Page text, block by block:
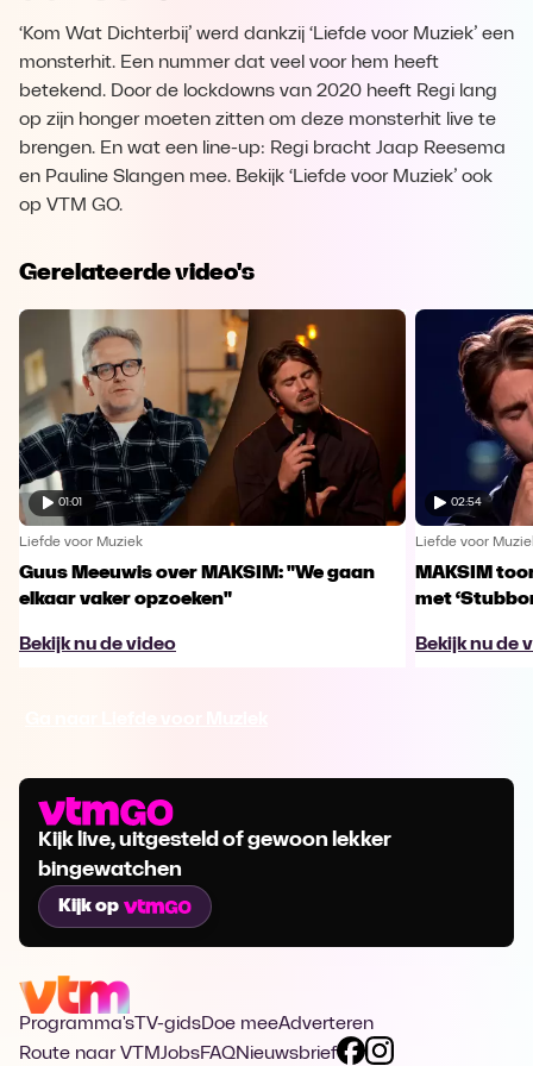
‘Kom Wat Dichterbij’ werd dankzij ‘Liefde voor Muziek’ een
monsterhit. Een nummer dat veel voor hem heeft
betekend. Door de lockdowns van 2020 heeft Regi lang
op zijn honger moeten zitten om deze monsterhit live te
brengen. En wat een line-up: Regi bracht Jaap Reesema
en Pauline Slangen mee. Bekijk ‘Liefde voor Muziek’ ook
op VTM GO.
Gerelateerde video's
01:01
Liefde voor Muziek
Guus Meeuwis over MAKSIM: "We gaan
elkaar vaker opzoeken"
Bekijk nu de video
02:54
Liefde voor
MAKSIM
met
Bekijk nu de
Kijk live, uitgesteld of gewoon lekker
bingewatchen
Kijk op
Programma's TV-gidsDoe meeAdverteren
Route naar VTMJobsFAQNieuwsbrief